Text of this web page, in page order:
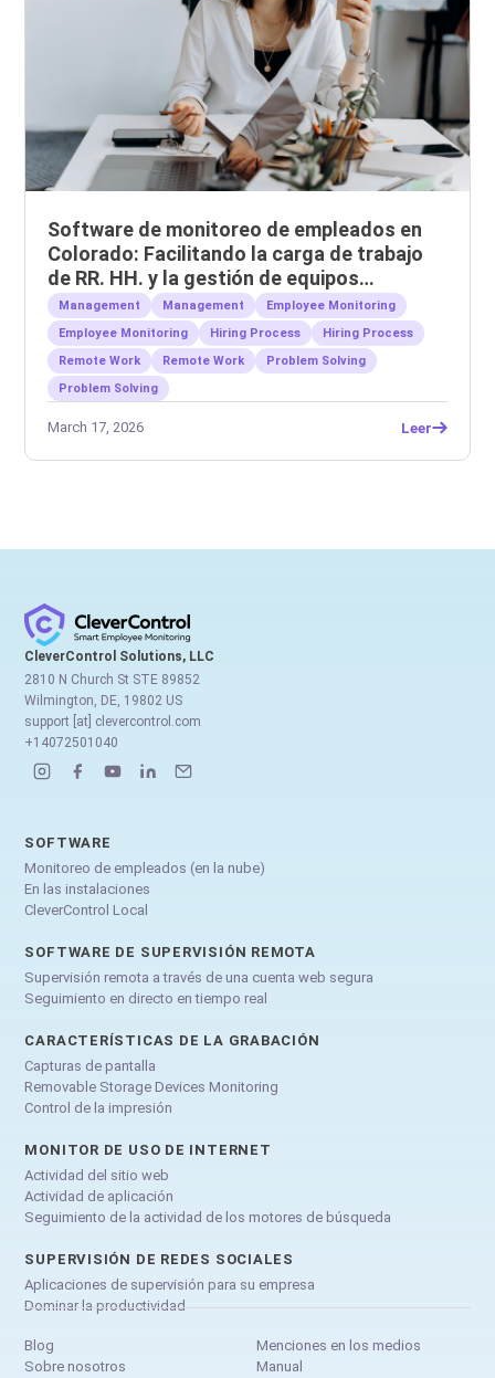
Software de monitoreo de empleados en
Colorado: Facilitando la carga de trabajo
de RR. HH. y la gestión de equipos
remotos.
Management Management
Employee Monitoring
Employee Monitoring
Hiring Process
Hiring Process
Remote Work
Remote Work
Problem Solving
Problem Solving
March 17, 2026 Leer
CleverControl Solutions, LLC
2810 N Church St STE 89852
Wilmington, DE, 19802 US
support [at] clevercontrol.com
+14072501040
SOFTWARE
Monitoreo de empleados (en la nube)
En las instalaciones
CleverControl Local
SOFTWARE DE SUPERVISIÓN REMOTA
Supervisión remota a través de una cuenta web segura
Seguimiento en directo en tiempo real
CARACTERÍSTICAS DE LA GRABACIÓN
Capturas de pantalla
Removable Storage Devices Monitoring
Control de la impresión
MONITOR DE USO DE INTERNET
Actividad del sitio web
Actividad de aplicación
Seguimiento de la actividad de los motores de búsqueda
SUPERVISIÓN DE REDES SOCIALES
Aplicaciones de supervisión para su empresa
Dominar la productividad
Blog
Sobre nosotros
Menciones en los medios
Manual